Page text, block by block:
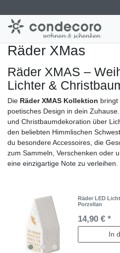
Räder XMas
Räder XMAS –
Lichter &
Die Räder XMAS Kollektion bringt
poetisches Design in dein
und Christbaumdekoration über
den beliebten Himmlischen
du besondere Accessoires, die
zum Sammeln, Verschenken oder
eine einzigartige Note zu verleihen.
Räder LED
Porzellan
14,90 € *
In